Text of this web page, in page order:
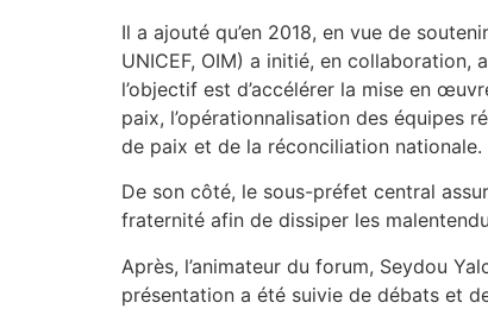
Il a ajouté qu’en 2018, en vue de
UNICEF, OIM) a initié, en
l’objectif est d’accélérer la mise en
paix, l’opérationnalisation des équipes
de paix et de la réconciliation
De son côté, le sous-préfet central
fraternité afin de dissiper les
Après, l’animateur du forum, Seydou
présentation a été suivie de débats et